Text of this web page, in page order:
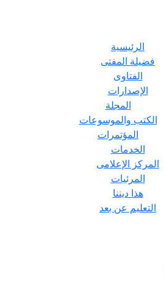
الرئيسية
فضيلة المفتى
الفتاوى
الإصدارات
المجلة
الكتب والموسوعات
المؤتمرات
الخدمات
المركز الإعلامى
المرئيات
هذا ديننا
التعليم عن بعد